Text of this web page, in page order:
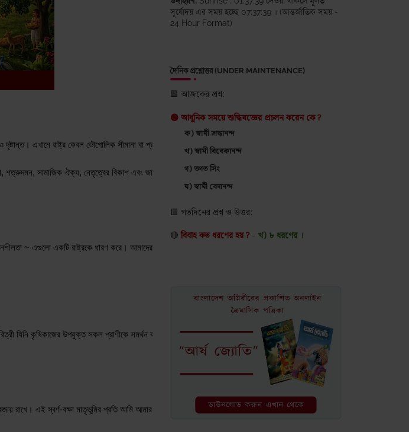
ও দৃষ্টান্ত। এখানে রাষ্ট্র কেবল ভৌগোলিক সীমানা বা প্রশাসনিক কাঠামো নয়- রাষ্ট্র হলো একটি জীবন্ত সত্তার ন্যায় যার প্রাণ হলো
শত্রুদমন, সামাজিক ঐক্য, নেতৃত্বের বিকাশ এবং জাতির অগ্রগতির জন্য আত্মত্যাগ ও শৃঙ্খলার প্রয়োজনীয়তা তুলে ধরা হয়েছে। এখানে
~ এগুলো একটি রাষ্ট্রকে ধারণ করে। আমাদের এই মাতৃভূমি যেন আমাদের অগ্রগতির জন্য পর্যাপ্ত সুযোগ প্রদান করে।
যিনি কৃষিকাজের উপযুক্ত সকল প্রাণীকে সমর্থন করেন, যিনি বিভিন্ন প্রকারের কৃষিজাত পণ্য উৎপাদন করেন এবং যার মধ্যে অগণিত
রাখে। এই স্বর্ণ-বক্ষা মাতৃভূমির প্রতি আমি আমার শ্রদ্ধা নিবেদন করি।
সূর্যোদয় এর সময় হচ্ছে 07:37:39 । (আন্তর্জাতিক সময় -
24 Hour Format)
দৈনিক প্রশ্নোত্তর (UNDER MAINTENANCE)
🟩 আজকের প্রশ্ন:
🟢 আধুনিক সময়ে শুদ্ধিযজ্ঞের প্রচলন করেন কে ?
ক) স্বামী শ্রদ্ধানন্দ
খ) স্বামী বিবেকানন্দ
গ) ভগত সিং
ঘ) স্বামী বেদানন্দ
🟥 গতদিনের প্রশ্ন ও উত্তর:
🔴 বিবাহ কত ধরণের হয় ?- খ) ৮ ধরণের ।